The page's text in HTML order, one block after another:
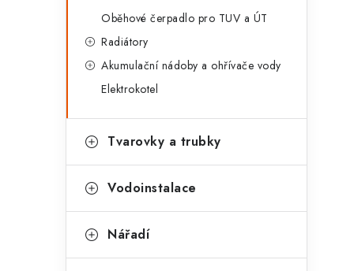
Oběhové čerpadlo pro TUV a ÚT
Radiátory
Akumulační nádoby a ohřívače vody
Elektrokotel
Tvarovky a trubky
Vodoinstalace
Nářadí